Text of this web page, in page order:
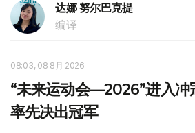
达娜 努尔巴克提
编译
08:03, 08 8月 2026
“未来运动会—2026”进入冲
率先决出冠军